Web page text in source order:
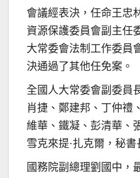
會議經表決，任命王忠
資源保護委員會副主任
大常委會法制工作委員
決通過了其他任免案。
全國人大常委會副委員
肖捷、鄭建邦、丁仲禮
維華、鐵凝、彭清華、
雪克來提·扎克爾，秘書
國務院副總理劉國中，